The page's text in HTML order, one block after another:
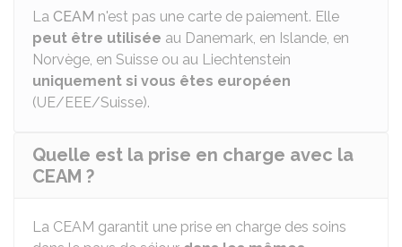
La CEAM n'est pas une carte de paiement. Elle
peut être utilisée au Danemark, en Islande, en
Norvège, en Suisse ou au Liechtenstein
uniquement si vous êtes européen
(UE/EEE/Suisse).
Quelle est la prise en charge avec la
CEAM ?
La CEAM garantit une prise en charge des soins